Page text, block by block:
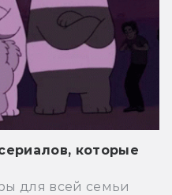
которые
для всей семьи